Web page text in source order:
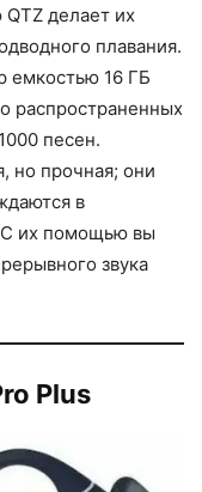
делает их
плавания.
емкостью 16 ГБ
распространенных
песен.
но прочная; они
в
С их помощью вы
звука
Plus